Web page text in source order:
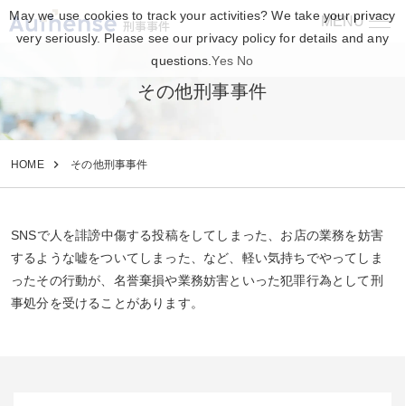
MENU
刑事事件
その他刑事事件
HOME その他刑事事件
SNSで人を誹謗中傷する投稿をしてしまった、お店の業務を妨害
するような嘘をついてしまった、 など、軽い気持ちでやってしま
ったその行動が、 名誉棄損や業務妨害といった犯罪行為として刑
事処分を受けることがあります。
May we use cookies to track your activities? We take your privacy
very seriously. Please see our privacy policy for details and any
questions.Yes No